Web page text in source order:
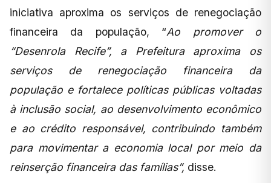
iniciativa aproxima os serviços de renegociação
financeira da população, “Ao promover o
“Desenrola Recife”, a Prefeitura aproxima os
serviços de renegociação financeira da
população e fortalece políticas públicas voltadas
à inclusão social, ao desenvolvimento econômico
e ao crédito responsável, contribuindo também
para movimentar a economia local por meio da
reinserção financeira das famílias”, disse.